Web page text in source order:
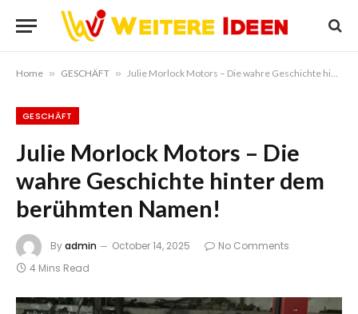
Home » GESCHÄFT » Julie Morlock Motors – Die wahre Geschichte hinter dem berühmten Namen!
GESCHÄFT
Julie Morlock Motors – Die
wahre Geschichte hinter dem
berühmten Namen!
Byadmin October 14, 2025
No Comments
4 Mins Read